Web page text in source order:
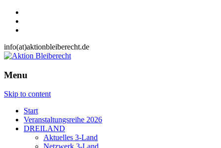
info(at)aktionbleiberecht.de
Menu
Skip to content
Start
Veranstaltungsreihe 2026
DREILAND
Aktuelles 3-Land